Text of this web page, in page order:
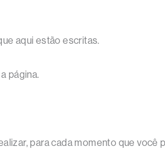
aqui estão escritas.
página.
para cada momento que você